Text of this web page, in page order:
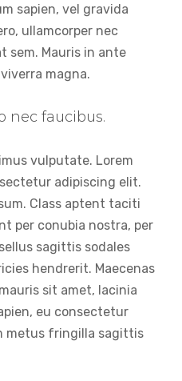
sapien, vel gravida
ullamcorper nec
sem. Mauris in ante
magna.
nec faucibus.
vulputate. Lorem
adipiscing elit.
Class aptent taciti
per conubia nostra, per
sagittis sodales
hendrerit. Maecenas
sit amet, lacinia
eu consectetur
metus fringilla sagittis